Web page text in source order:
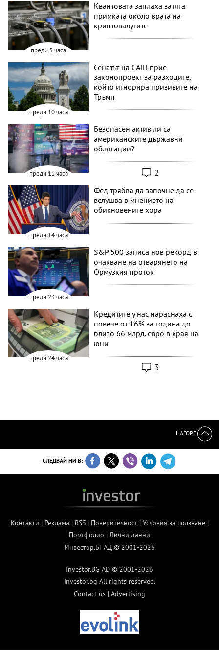
преди 5 часа
Квантовата заплаха затяга
примката около врата на
криптовалутите
преди 10 часа
Сенатът на САЩ прие
законопроект за разходите,
който игнорира призивите на
Тръмп
преди 11 часа
Безопасен актив ли са
американските държавни
облигации?
2
преди 14 часа
Фед трябва да започне да се
вслушва в мнението на
обикновените хора
преди 23 часа
S&P 500 записа нов рекорд в
очакване на отварянето на
Ормузкия проток
преди 24 часа
Кредитите у нас нараснаха с
повече от 16% за година до
близо 66 млрд. евро в края на
юни
3
НАГОРЕ
СЛЕДВАЙ НИ В:
Контакти | Реклама | RSS| Поверителност| Условия за ползване|
Портфолио | Лични данни
Инвестор.БГ АД © 2001-2026
Investor.BG AD © 2001-2026
Investor.bg All rights reserved.
Contact us | Advertising